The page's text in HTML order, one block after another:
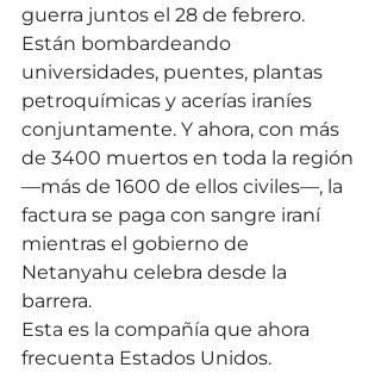
guerra juntos el 28 de febrero.
Están bombardeando
universidades, puentes, plantas
petroquímicas y acerías iraníes
conjuntamente. Y ahora, con más
de 3400 muertos en toda la región
—más de 1600 de ellos civiles—, la
factura se paga con sangre iraní
mientras el gobierno de
Netanyahu celebra desde la
barrera.
Esta es la compañía que ahora
frecuenta Estados Unidos.